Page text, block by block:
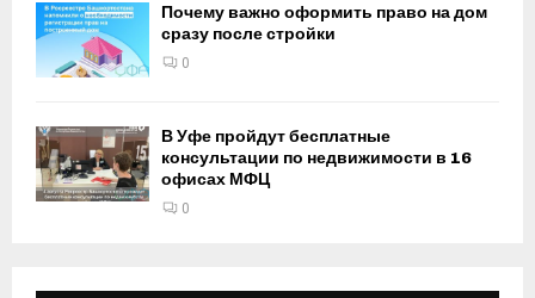
Почему важно оформить право на дом
сразу после стройки
0
В Уфе пройдут бесплатные
консультации по недвижимости в 16
офисах МФЦ
0